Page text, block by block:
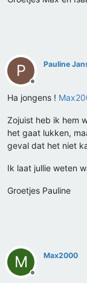
P
Offline
Pauline
Ha jongens !
Zojuist heb ik hem
het gaat lukken,
geval dat het niet
Ik laat jullie weten
Groetjes Pauline
M
Offline
Max2000